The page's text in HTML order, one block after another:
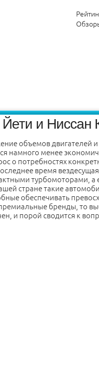
и Ниссан
объемов двигателей
намного менее
о потребностях
время
турбомоторами,
стране такие
обеспечивать
бренды, то
и порой сводится к